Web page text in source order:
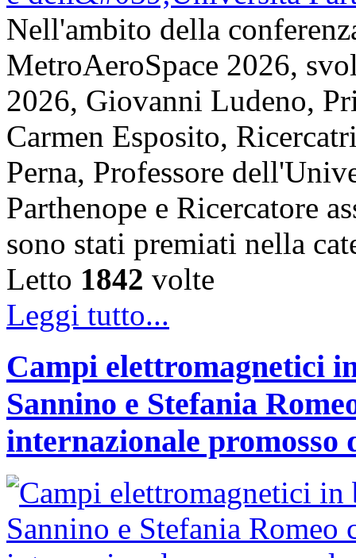
Nell'ambito della
MetroAeroSpace 2026,
2026, Giovanni Ludeno,
Carmen Esposito,
Perna, Professore
Parthenope e Ricercatore
sono stati premiati nella
Letto 1842 volte
Leggi tutto...
Campi elettromagnetici
Sannino e Stefania
internazionale promosso